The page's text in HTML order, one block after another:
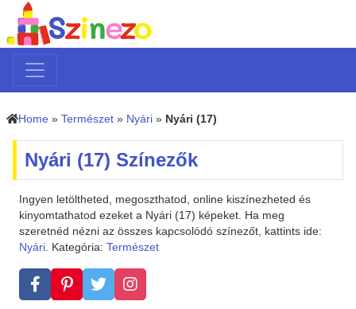
Home » Természet » Nyári » Nyári (17)
Nyári (17) Színezők
Ingyen letöltheted, megoszthatod, online kiszínezheted és
kinyomtathatod ezeket a Nyári (17) képeket. Ha meg
szeretnéd nézni az összes kapcsolódó színezőt, kattints ide:
Nyári. Kategória: Természet